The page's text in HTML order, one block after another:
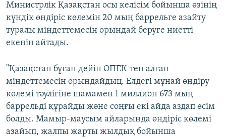
Министрлік Қазақстан осы келісім бойынша өзінің
күндік өндіріс көлемін 20 мың баррельге азайту
туралы міндеттемесін орындай беруге ниетті
екенін айтады.
"Қазақстан бұған дейін ОПЕК-тен алған
міндеттемесін орындайдыц. Елдегі мұнай өндіру
көлемі тәулігіне шамамен 1 миллион 673 мың
баррельді құрайды және соңғы екі айда аздап өсім
болды. Мамыр-маусым айларында өндіріс көлемі
азайып, жалпы жарты жылдық бойынша